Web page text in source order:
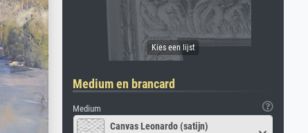
Medium en brancard
Medium
Canvas Leonardo (satijn)